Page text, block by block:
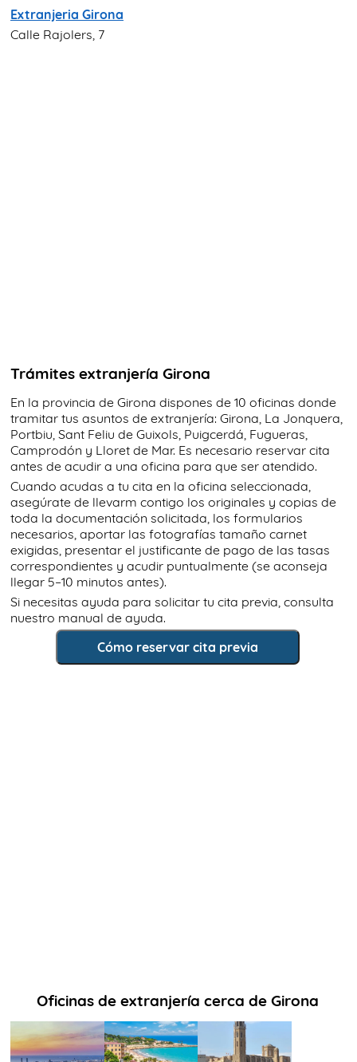
Extranjeria Girona
Calle Rajolers, 7
Trámites extranjería Girona
En la provincia de Girona dispones de 10 oficinas donde
tramitar tus asuntos de extranjería: Girona, La Jonquera,
Portbiu, Sant Feliu de Guixols, Puigcerdá, Fugueras,
Camprodón y Lloret de Mar. Es necesario reservar cita
antes de acudir a una oficina para que ser atendido.
Cuando acudas a tu cita en la oficina seleccionada,
asegúrate de llevarm contigo los originales y copias de
toda la documentación solicitada, los formularios
necesarios, aportar las fotografías tamaño carnet
exigidas, presentar el justificante de pago de las tasas
correspondientes y acudir puntualmente (se aconseja
llegar 5–10 minutos antes).
Si necesitas ayuda para solicitar tu cita previa, consulta
nuestro manual de ayuda.
Cómo reservar cita previa
Oficinas de extranjería cerca de Girona